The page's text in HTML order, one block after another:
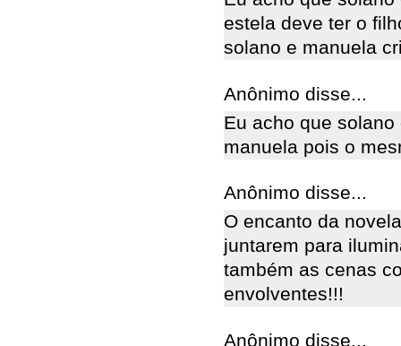
estela deve ter o
solano e manuela
Anônimo disse...
Eu acho que
manuela pois o
Anônimo disse...
O encanto da
juntarem para
também as cenas
envolventes!!!
Anônimo disse...